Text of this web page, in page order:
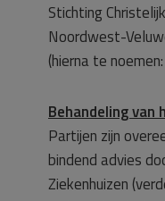
Stichting
Noordwest-
(hierna te
Behandeling van
Partijen zijn
bindend advies
Ziekenhuizen